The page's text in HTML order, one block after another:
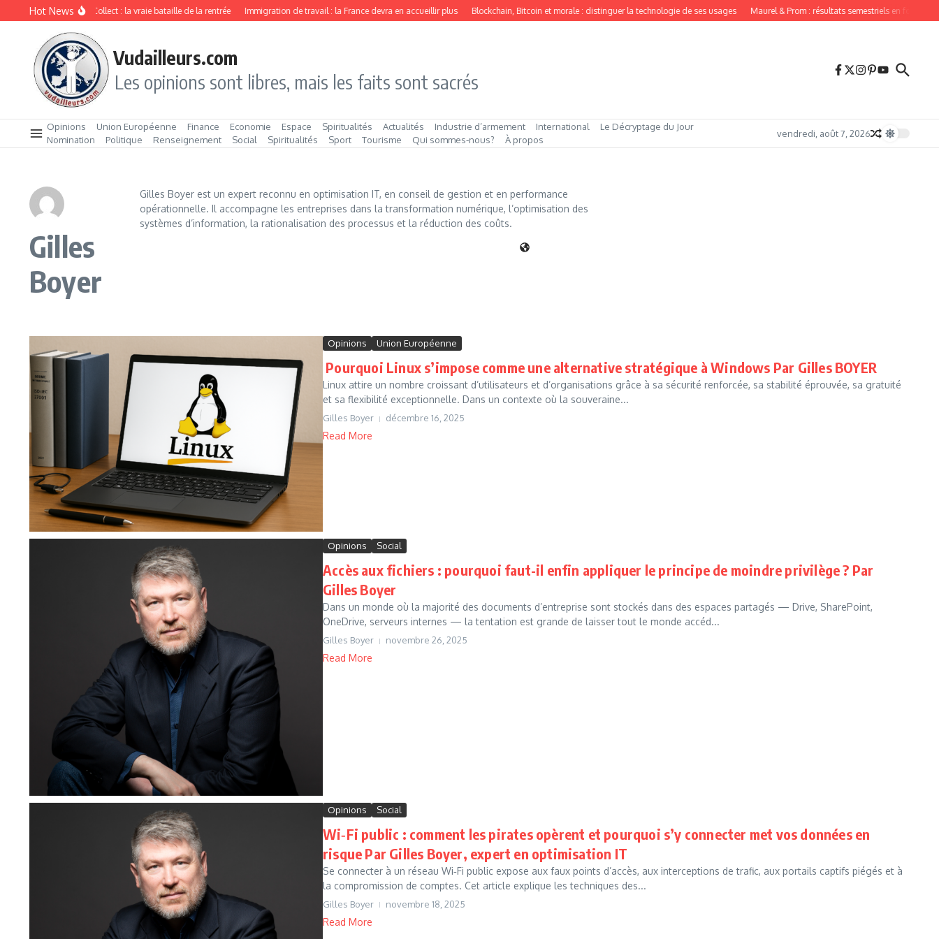
Aller au contenu
Hot News
Drive ou Click & Collect : la vraie bataille de la rentrée Immigration de travail : la France devra en accueillir plus Blockchain, Bitcoin et morale : distinguer la technologie de ses usages Maurel & Prom : résultats semestriels en forte
Vudailleurs.com
Les opinions sont libres, mais les faits sont sacrés
Opinions Union Européenne Finance Economie Espace Spiritualités Actualités Industrie d’armement International
Le Décryptage du Jour
Nomination
Politique Renseignement Social Spiritualités Sport Tourisme Qui sommes‑nous? À propos
vendredi, août 7, 2026
Gilles
Boyer
Gilles Boyer est un expert reconnu en optimisation IT, en conseil de gestion et en performance
opérationnelle. Il accompagne les entreprises dans la transformation numérique, l’optimisation des
systèmes d’information, la rationalisation des processus et la réduction des coûts.
Opinions Union Européenne
Pourquoi Linux s’impose comme une alternative stratégique à Windows Par Gilles BOYER
Linux attire un nombre croissant d’utilisateurs et d’organisations grâce à sa sécurité renforcée, sa stabilité éprouvée, sa gratuité
et sa flexibilité exceptionnelle. Dans un contexte où la souveraine...
Gilles Boyer décembre 16, 2025
Read More
Opinions Social
Accès aux fichiers : pourquoi faut-il enfin appliquer le principe de moindre privilège ? Par
Gilles Boyer
Dans un monde où la majorité des documents d’entreprise sont stockés dans des espaces partagés — Drive, SharePoint,
OneDrive, serveurs internes — la tentation est grande de laisser tout le monde accéd...
Gilles Boyer novembre 26, 2025
Read More
Opinions Social
Wi‑Fi public : comment les pirates opèrent et pourquoi s’y connecter met vos données en
risque Par Gilles Boyer, expert en optimisation IT
Se connecter à un réseau Wi‑Fi public expose aux faux points d’accès, aux interceptions de trafic, aux portails captifs piégés et à
la compromission de comptes. Cet article explique les techniques des...
Gilles Boyer novembre 18, 2025
Read More